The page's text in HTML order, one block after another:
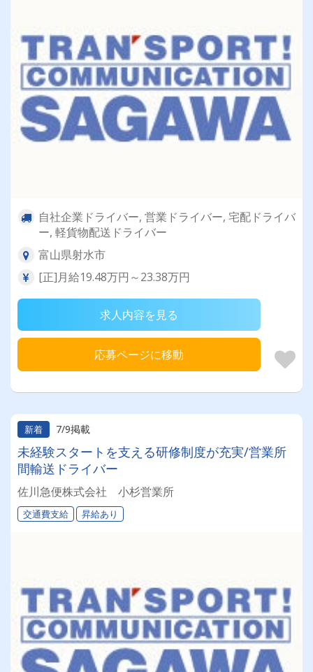
自社企業ドライバー, 営業ドライバー, 宅配ドライバ
ー, 軽貨物配送ドライバー
富山県射水市
[正]月給19.48万円～23.38万円
求人内容を見る
応募ページに移動
新着 7/9掲載
未経験スタートを支える研修制度が充実/営業所
間輸送ドライバー
佐川急便株式会社 小杉営業所
交通費支給 昇給あり